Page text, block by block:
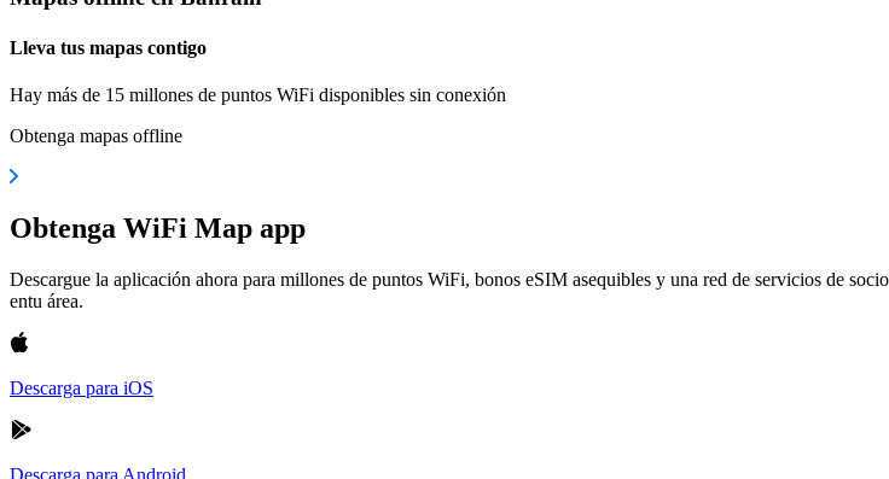
Lleva tus mapas contigo
Hay más de 15 millones de puntos WiFi disponibles sin conexión
Obtenga mapas offline
Obtenga WiFi Map app
Descargue la aplicación ahora para millones de puntos WiFi, bonos eSIM asequibles y una red de servicios de
entu área.
Descarga para iOS
Descarga para Android